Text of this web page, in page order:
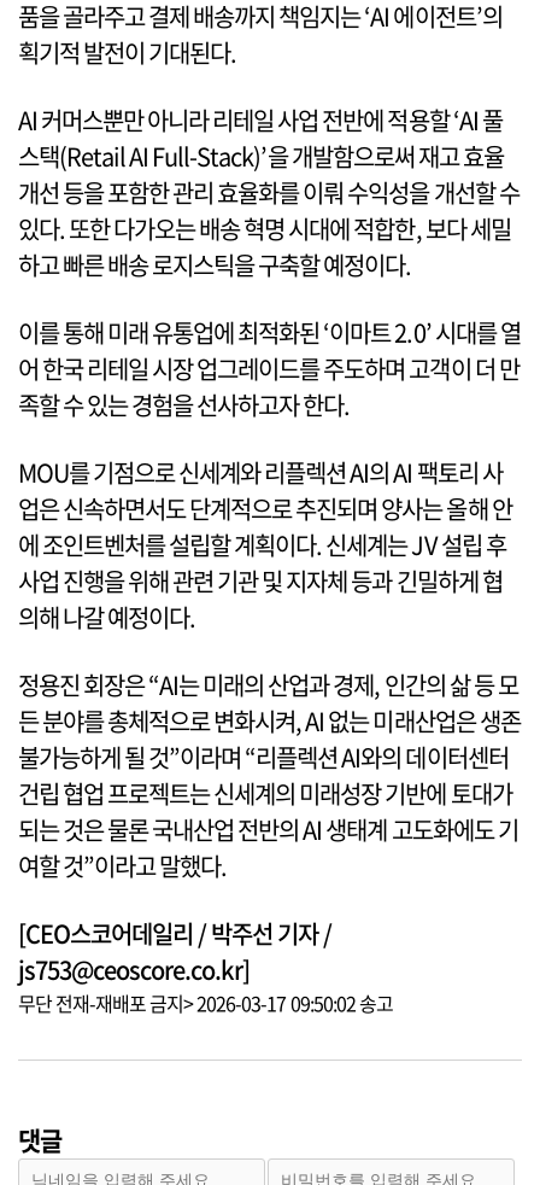
품을 골라주고 결제 배송까지 책임지는 ‘AI 에이전트’의
획기적 발전이 기대된다.
AI 커머스뿐만 아니라 리테일 사업 전반에 적용할 ‘AI 풀
스택(Retail AI Full-Stack)’을 개발함으로써 재고 효율
개선 등을 포함한 관리 효율화를 이뤄 수익성을 개선할 수
있다. 또한 다가오는 배송 혁명 시대에 적합한, 보다 세밀
하고 빠른 배송 로지스틱을 구축할 예정이다.
이를 통해 미래 유통업에 최적화된 ‘이마트 2.0’ 시대를 열
어 한국 리테일 시장 업그레이드를 주도하며 고객이 더 만
족할 수 있는 경험을 선사하고자 한다.
MOU를 기점으로 신세계와 리플렉션 AI의 AI 팩토리 사
업은 신속하면서도 단계적으로 추진되며 양사는 올해 안
에 조인트벤처를 설립할 계획이다. 신세계는 JV 설립 후
사업 진행을 위해 관련 기관 및 지자체 등과 긴밀하게 협
의해 나갈 예정이다.
정용진 회장은 “AI는 미래의 산업과 경제, 인간의 삶 등 모
든 분야를 총체적으로 변화시켜, AI 없는 미래산업은 생존
불가능하게 될 것”이라며 “리플렉션 AI와의 데이터센터
건립 협업 프로젝트는 신세계의 미래성장 기반에 토대가
되는 것은 물론 국내산업 전반의 AI 생태계 고도화에도 기
여할 것”이라고 말했다.
[CEO스코어데일리 / 박주선 기자 /
js753@ceoscore.co.kr]
무단 전재-재배포 금지> 2026-03-17 09:50:02 송고
댓글